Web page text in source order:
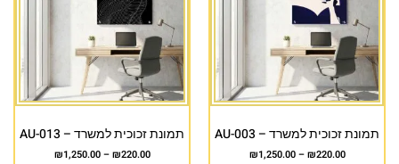
תמונת זכוכית למשרד – AU-003
₪220.00
–
₪1,250.00
תמונת זכוכית למשרד – AU-013
₪220.00
–
₪1,250.00